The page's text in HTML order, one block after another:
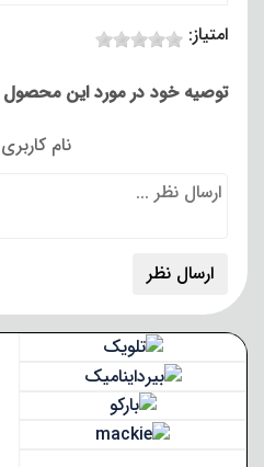
امتیاز:
توصیه خود در مورد این محصول را
نام